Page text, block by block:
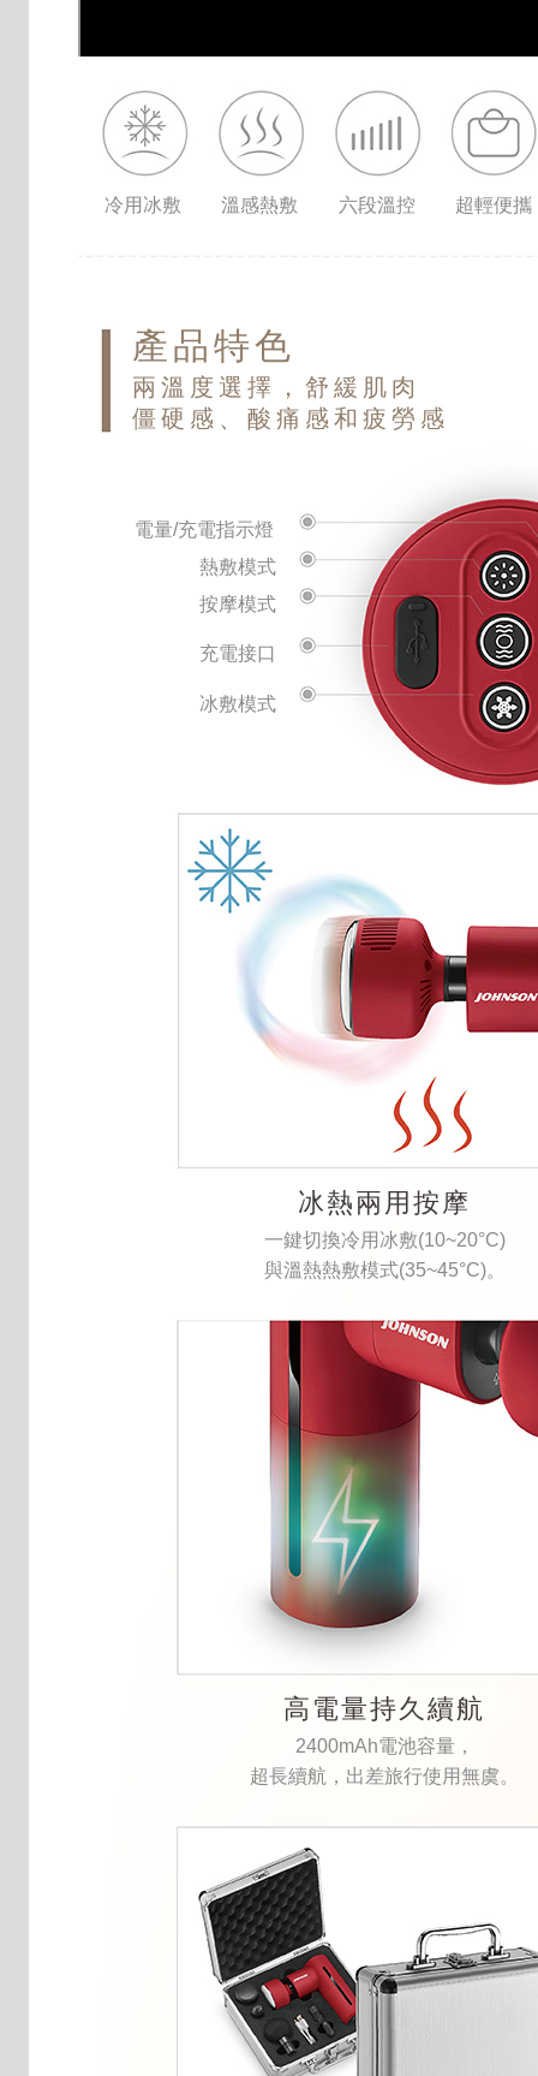
冷用冰敷 溫感熱敷 六段溫控 超輕便攜
產品特色
兩溫度選擇，舒緩肌肉
僵硬感、酸痛感和疲勞感
電量/充電指示燈
熱敷模式
按摩模式
充電接口
冰敷模式
冰熱兩用按摩
一鍵切換冷用冰敷(10~20°C)
與溫熱熱敷模式(35~45°C)。
高電量持久續航
2400mAh電池容量，
超長續航，出差旅行使用無虞。